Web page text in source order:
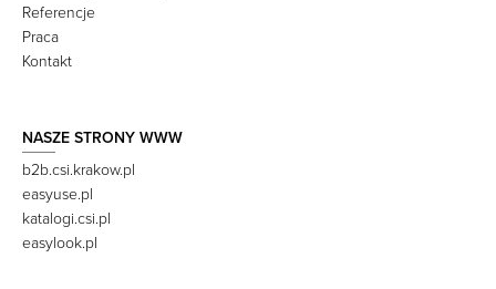
Referencje
Praca
Kontakt
NASZE STRONY WWW
b2b.csi.krakow.pl
easyuse.pl
katalogi.csi.pl
easylook.pl